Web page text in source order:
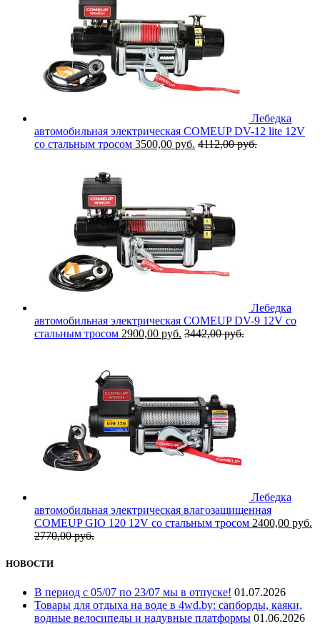
Лебедка
автомобильная электрическая COMEUP DV-12 lite 12V
со стальным тросом 3500,00 руб. 4112,00руб.
Лебедка
автомобильная электрическая COMEUP DV-9 12V со
стальным тросом 2900,00 руб. 3442,00руб.
Лебедка
автомобильная электрическая влагозащищенная
COMEUP GIO 120 12V со стальным тросом 2400,00 руб.
2770,00руб.
НОВОСТИ
В период с 05/07 по 23/07 мы в отпуске! 01.07.2026
Товары для отдыха на воде в 4wd.by: сапборды, каяки,
водные велосипеды и надувные платформы 01.06.2026